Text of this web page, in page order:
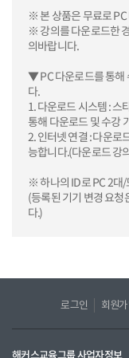
※ 본 상품은 무료로
※ 강의를 다운로드한
의바랍니다.
▼ PC 다운로드를 통해
다.
1. 다운로드 시스템 :
통해 다운로드 및 수강
2. 인터넷 연결 : 다운로
능합니다.(다운로드 강
※ 하나의 ID로 PC 2대/
(등록된 기기 변경 요
다.)
로그인 회원
해커스교육그룹 사업자정보